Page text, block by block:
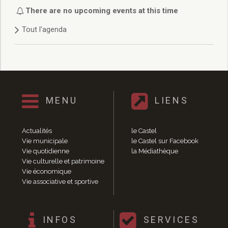
Délibérations 2021
Délibérations 2020
Délibérations 2019
Délibérations 2018
Délibérations 2014
Délibérations 2013
Délibérations 2011
Délibérations 2010
Délibérations 2009
Délibérations 2008
Agenda réunions publiques
Marchés publics
Vie quotidienne
There are no upcoming events at this time
Tout l'agenda
MENU
Actualités
Vie municipale
Vie quotidienne
Vie culturelle et patrimoine
Vie économique
Vie associative et sportive
LIENS
le Castel
le Castel sur Facebook
la Médiathèque
INFOS SERVICES